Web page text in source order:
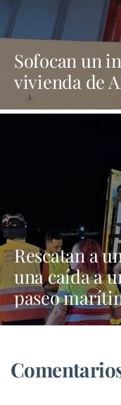
Sofocan un
vivienda de
Rescatan a
una caída a
paseo